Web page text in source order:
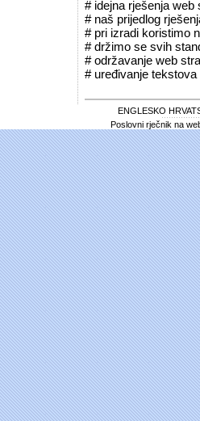
# idejna rješenja web
# naš prijedlog
# pri izradi koristimo
# držimo se svih
# održavanje web
# uređivanje
ENGLESKO
Poslovni rječnik na